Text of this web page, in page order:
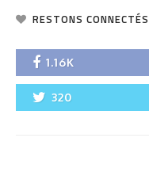
RESTONS CONNECTÉS
1.16K
320